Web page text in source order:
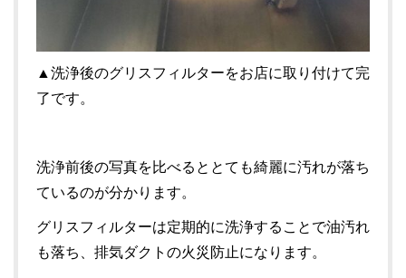
▲洗浄後のグリスフィルターをお店に取り付けて完
了です。
洗浄前後の写真を比べるととても綺麗に汚れが落ち
ているのが分かります。
グリスフィルターは定期的に洗浄することで油汚れ
も落ち、排気ダクトの火災防止になります。